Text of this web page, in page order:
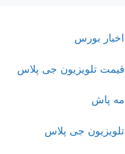
اخبار بورس
قیمت تلویزیون جی پلاس
مه پاش
تلویزیون جی پلاس